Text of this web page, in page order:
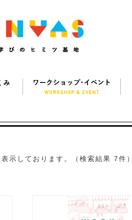
示しております。（検索結果 7件